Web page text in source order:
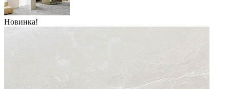
Новинка!